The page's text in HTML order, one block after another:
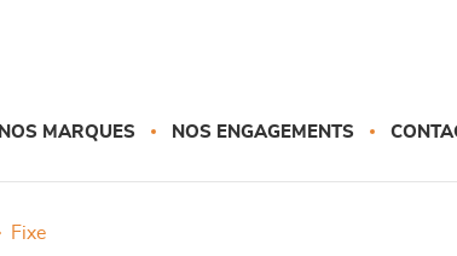
NOS MARQUES NOS ENGAGEMENTS
fixe